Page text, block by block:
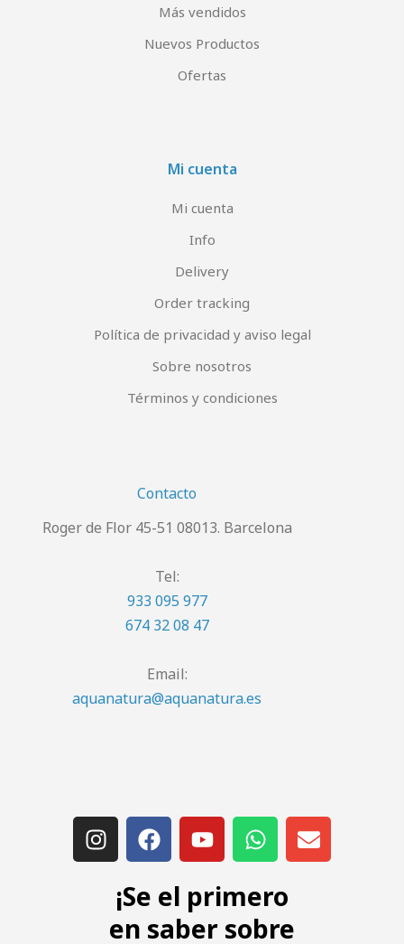
Más vendidos
Nuevos Productos
Ofertas
Mi cuenta
Mi cuenta
Info
Delivery
Order tracking
Política de privacidad y aviso legal
Sobre nosotros
Términos y condiciones
Contacto
Roger de Flor 45-51 08013. Barcelona
Tel:
933 095 977
674 32 08 47
Email:
aquanatura@aquanatura.es
¡Se el primero
en saber sobre